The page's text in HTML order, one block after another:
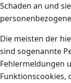
Schaden an und
Die meisten der
sind sogenannte
Fehlermeldungen
Funktionscookies,